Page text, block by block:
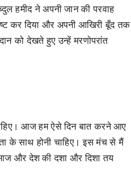
हमीद ने अपनी जान की परवाह
कर दिया और अपनी आखिरी बूँद तक
को देखते हुए उन्हें मरणोपरांत
आज हम ऐसे दिन बात करने आए
के साथ होनी चाहिए। इस मंच से मैं
और देश की दशा और दिशा तय